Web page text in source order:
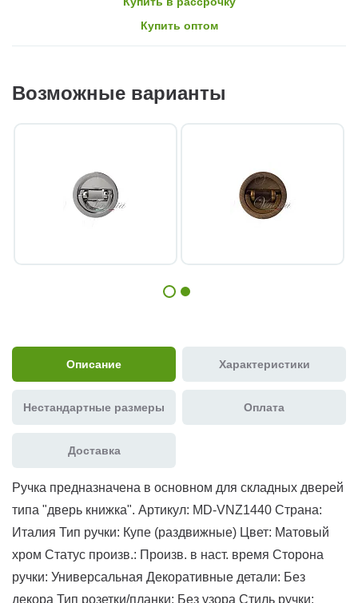
Купить оптом
Возможные варианты
Описание Характеристики
Нестандартные размеры Оплата
Доставка
Ручка предназначена в основном для складных дверей
типа "дверь книжка". Артикул: MD-VNZ1440 Страна:
Италия Тип ручки: Купе (раздвижные) Цвет: Матовый
хром Статус произв.: Произв. в наст. время Сторона
ручки: Универсальная Декоративные детали: Без
декора Тип розетки/планки: Без узора Стиль ручки: